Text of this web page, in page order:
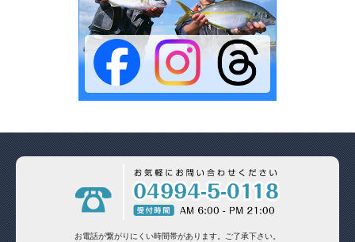
お電話が繋がりにくい時間帯があります。 ご了承下さい。